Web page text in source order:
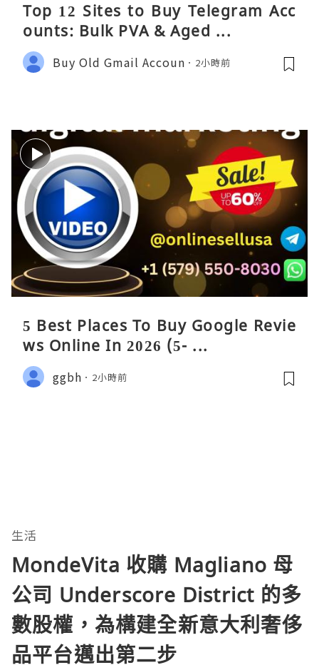
Top 12 Sites to Buy Telegram Acc
ounts: Bulk PVA & Aged ...
Buy Old Gmail Accoun 2小時前
5 Best Places To Buy Google Revie
ws Online In 2026 (5- ...
ggbh 2小時前
生活
MondeVita 收購 Magliano 母
公司 Underscore District 的多
數股權，為構建全新意大利奢侈
品平台邁出第二步